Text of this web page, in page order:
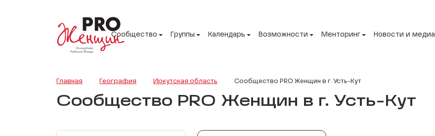
Сообщество Группы Календарь Возможности Менторинг Новости и медиа
Главная География Иркутская область Сообщество PRO Женщин в г. Усть-Кут
Сообщество PRO Женщин в г. Усть-Кут